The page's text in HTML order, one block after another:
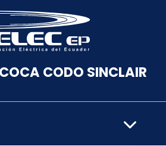
herramientas
COCA CODO SINCLAIR